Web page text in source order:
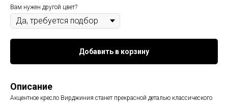
Вам нужен другой цвет?
Добавить в корзину
Описание
Акцентное кресло Вирджиния станет прекрасной деталью классического